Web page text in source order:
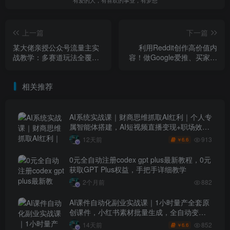
上一篇
某大佬亲授公众号流量主实
战教学：多赛道玩法全覆
下一篇
利用Reddit创作高价值内
容！做Google爱推、买家想
相关推荐
AI系统实战课｜财商思维抓取AI红利｜个人专
属智能体搭建，AI短视频直播变现+职场效率
升级全套教程
12天前 ￥6.6 913
0元全自动注册codex gpt plus最新教程，0元
获取GPT Plus权益，手把手详细教学
2个月前 882
AI课件自动化副业实战课｜1小时量产全套原
创课件，小红书素材批量生成，全自动变现
管线复刻，半年卖3000单
14天前 ￥6.6 852